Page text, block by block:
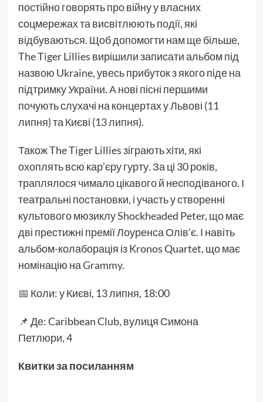
постійно говорять про війну у власних
соцмережах та висвітлюють події, які
відбуваються. Щоб допомогти нам ще більше,
The Tiger Lillies вирішили записати альбом під
назвою Ukraine, увесь прибуток з якого піде на
підтримку України. А нові пісні першими
почують слухачі на концертах у Львові (11
липня) та Києві (13 липня).
Також The Tiger Lillies зіграють хіти, які
охоплять всю кар’єру гурту. За ці 30 років,
траплялося чимало цікавого й несподіваного. І
театральні постановки, і участь у створенні
культового мюзиклу Shockheaded Peter, що має
дві престижні премії Лоуренса Олів’є. І навіть
альбом-колаборація із Kronos Quartet, що має
номінацію наGrammy.
📅 Коли: у Києві, 13 липня, 18:00
📌 Де: Caribbean Club, вулиця Симона
Петлюри, 4
Квитки за посиланням